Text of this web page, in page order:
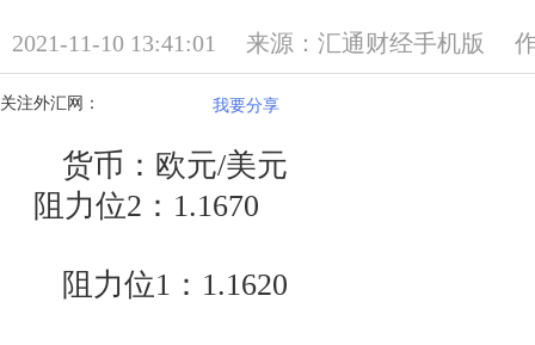
2021-11-10 13:41:01 来源：汇通财经手机版
关注外汇网： 我要分享
货币：欧元/美元
阻力位2：1.1670
阻力位1：1.1620